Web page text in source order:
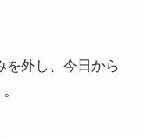
を外し、今日から